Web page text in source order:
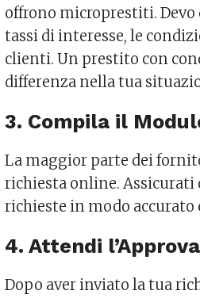
offrono microprestiti.
tassi di interesse, le
clienti. Un prestito con
differenza nella tua
3. Compila il
La maggior parte dei
richiesta online.
richieste in modo accurato
4. Attendi
Dopo aver inviato la tua